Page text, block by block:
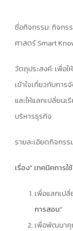
ชื่อกิจกรรม: กิจกร
ศาสตร์ Smart
วัตถุประสงค์: เพื่อ
เข้าใจเกี่ยวกับกา
และให้แลกเปลี่ยน
บริหารธุรกิจ
รายละเอียดกิจกรร
เรื่อง” เทคนิคการ
เพื่อแลกเป
การสอน”
เพื่อพัฒนาคุ